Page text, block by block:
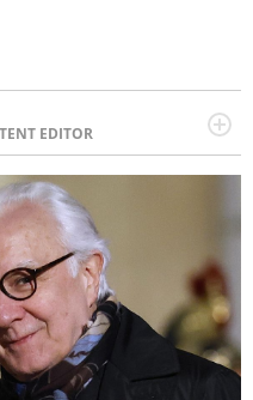
EDITOR
running e di yoga, ama
culture. Curiosa,
adora leggere ma